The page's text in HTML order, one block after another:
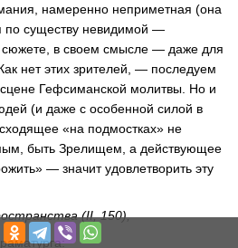
намеренно неприметная (она
по существу невидимой —
в своем смысле — даже для
нет этих зрителей, — последуем
Гефсиманской молитвы. Но и
(и даже с особенной силой в
«на подмостках» не
быть Зрелищем, а действующее
— значит удовлетворить эту
(II, 150),